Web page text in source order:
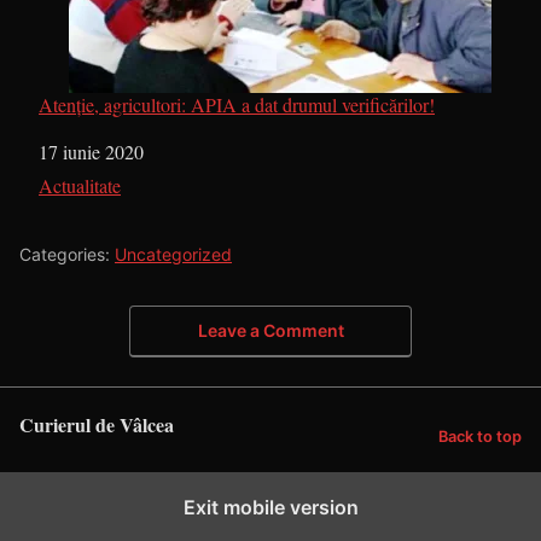
Atenție, agricultori: APIA a dat drumul verificărilor!
Dată
17 iunie 2020
În legătură cu
Actualitate
Categories: Uncategorized
Leave a Comment
Curierul de Vâlcea Back to top
Exit mobile version